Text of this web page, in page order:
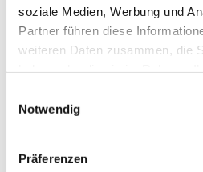
soziale Medien, Werbung und
Partner führen diese
weiteren Daten zusammen, die
Notwendig
Präferenzen